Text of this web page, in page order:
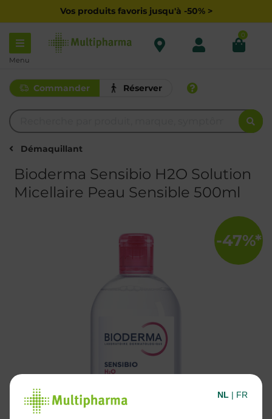
Vos produits favoris jusqu'à -50% >
Menu
0
Commander Réserver
Démaquillant
Bioderma Sensibio H2O Solution
Micellaire Peau Sensible 500ml
-47%*
NL | FR